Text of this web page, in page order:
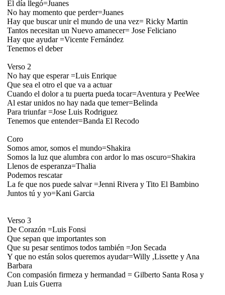
El día llegó=Juanes
No hay momento que perder=Juanes
Hay que buscar unir el mundo de una vez= Ricky Martin
Tantos necesitan un Nuevo amanecer= Jose Feliciano
Hay que ayudar =Vicente Fernández
Tenemos el deber
Verso 2
No hay que esperar =Luis Enrique
Que sea el otro el que va a actuar
Cuando el dolor a tu puerta pueda tocar=Aventura y PeeWee
Al estar unidos no hay nada que temer=Belinda
Para triunfar =Jose Luis Rodriguez
Tenemos que entender=Banda El Recodo
Coro
Somos amor, somos el mundo=Shakira
Somos la luz que alumbra con ardor lo mas oscuro=Shakira
Llenos de esperanza=Thalia
Podemos rescatar
La fe que nos puede salvar =Jenni Rivera y Tito El Bambino
Juntos tú y yo=Kani Garcia
Verso 3
De Corazón =Luis Fonsi
Que sepan que importantes son
Que su pesar sentimos todos también =Jon Secada
Y que no están solos queremos ayudar=Willy ,Lissette y Ana
Barbara
Con compasión firmeza y hermandad = Gilberto Santa Rosa y
Juan Luis Guerra